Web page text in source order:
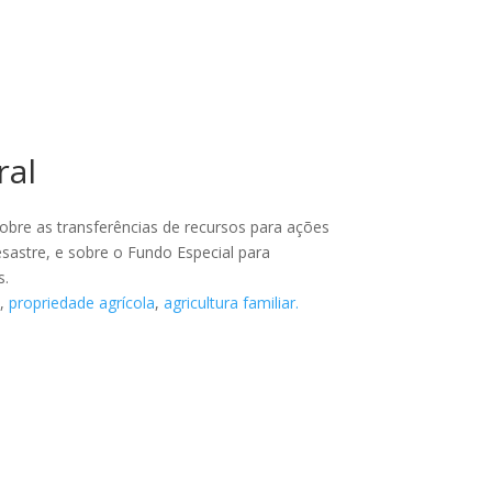
as transferências de recursos para ações
e sobre o Fundo Especial para
,propriedade agrícola,agricultura familiar.